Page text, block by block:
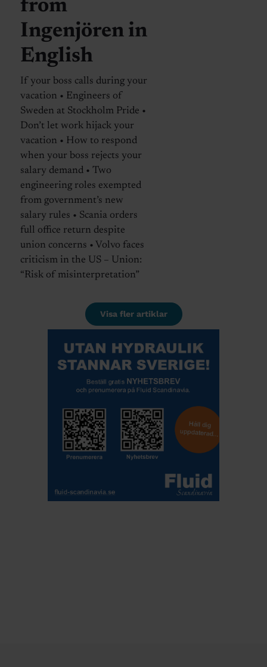
from
Ingenjören in
English
If your boss calls during your
vacation • Engineers of
Sweden at Stockholm Pride •
Don’t let work hijack your
vacation • How to respond
when your boss rejects your
salary demand • Two
engineering roles exempted
from government’s new
salary rules • Scania orders
full office return despite
union concerns • Volvo faces
criticism in the US – Union:
“Risk of misinterpretation”
Visa fler artiklar